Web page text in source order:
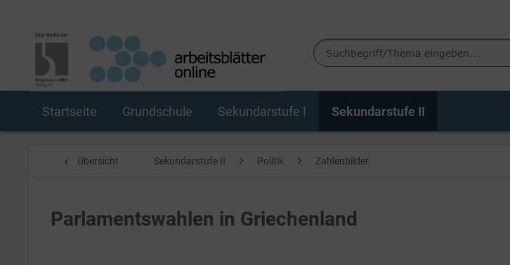
Startseite Grundschule Sekundarstufe I Sekundarstufe II
Übersicht Sekundarstufe II Politik Zahlenbilder
Parlamentswahlen in Griechenland